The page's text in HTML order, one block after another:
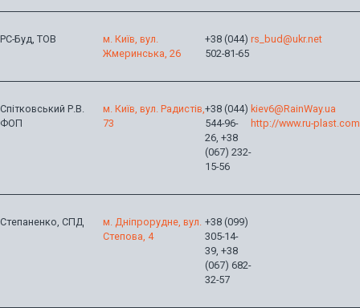
РС-Буд, ТОВ
м. Київ, вул.
Жмеринська, 26
+38 (044)
502-81-65
rs_bud@ukr.net
Спітковський Р.В.
ФОП
м. Київ, вул. Радистів,
73
+38 (044)
544-96-
26, +38
(067) 232-
15-56
kiev6@RainWay.ua
http://www.ru-
Степаненко, СПД
м. Дніпрорудне, вул.
Степова, 4
+38 (099)
305-14-
39, +38
(067) 682-
32-57